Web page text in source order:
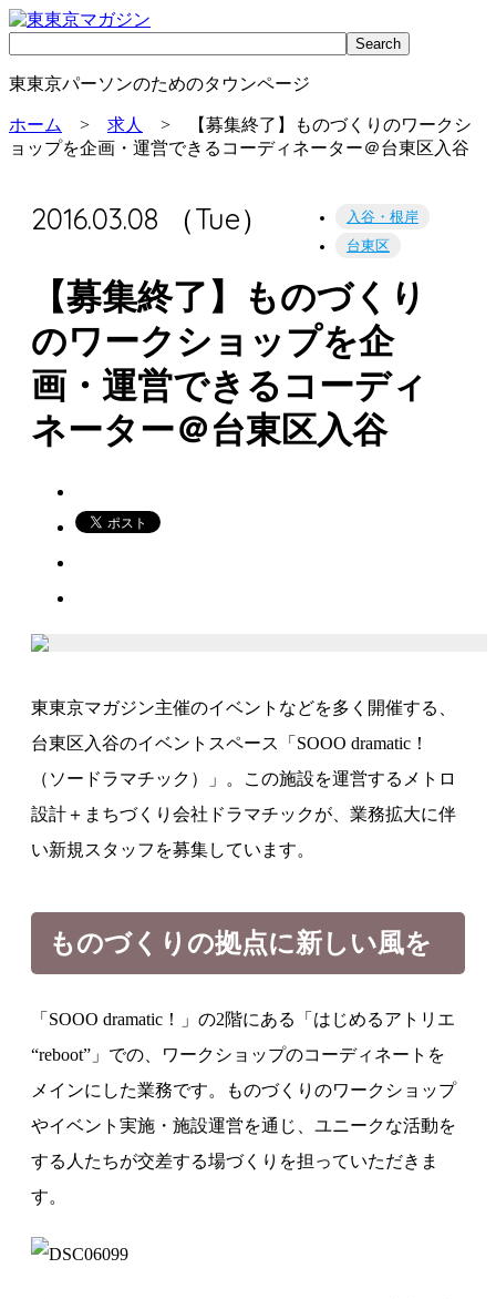
東東京パーソンのためのタウンページ
ホーム > 求人
> 【募集終了】ものづくりのワークシ
ョップを企画・運営できるコーディネーター＠台東区入谷
2016.03.08 （Tue）
入谷・根岸
台東区
【募集終了】ものづくり
のワークショップを企
画・運営できるコーディ
ネーター＠台東区入谷
東東京マガジン主催のイベントなどを多く開催する、
台東区入谷のイベントスペース「SOOO dramatic！
（ソードラマチック）」。この施設を運営するメトロ
設計＋まちづくり会社ドラマチックが、業務拡大に伴
い新規スタッフを募集しています。
ものづくりの拠点に新しい風を
「SOOO dramatic！」の2階にある「はじめるアトリエ
“reboot”」での、ワークショップのコーディネートを
メインにした業務です。ものづくりのワークショップ
やイベント実施・施設運営を通じ、ユニークな活動を
する人たちが交差する場づくりを担っていただきま
す。